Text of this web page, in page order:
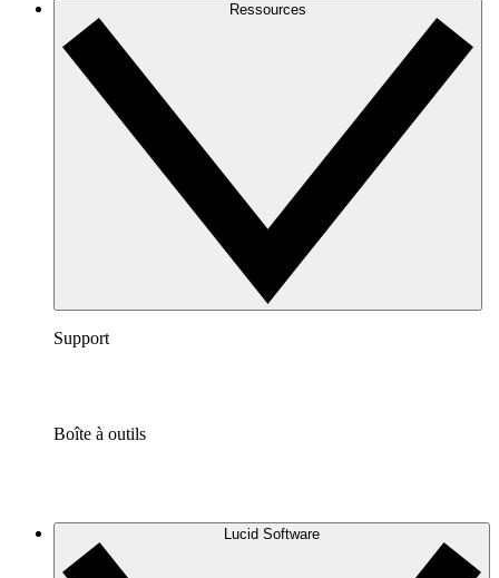
Ressources
Support
Boîte à outils
Lucid Software